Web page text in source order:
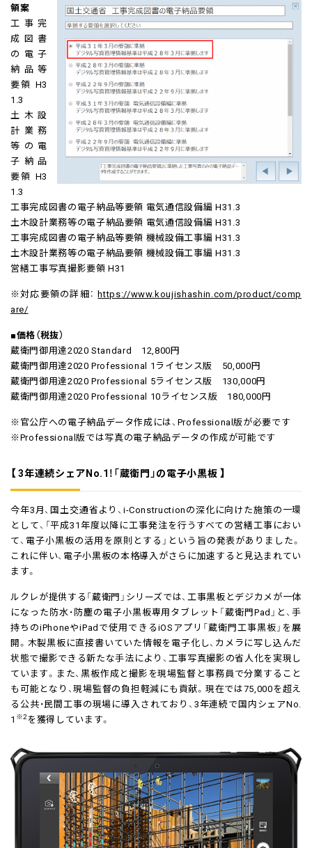
領案
工事完
成図書
の電子
納品等
要領 H3
1.3
土木設
計業務
等の電
子納品
要領 H3
1.3
工事完成図書の電子納品等要領 電気通信設備編 H31.3
土木設計業務等の電子納品要領 電気通信設備編 H31.3
工事完成図書の電子納品等要領 機械設備工事編 H31.3
土木設計業務等の電子納品要領 機械設備工事編 H31.3
営繕工事写真撮影要領 H31
※対応要領の詳細：https://www.koujishashin.com/product/comp
are/
■価格（税抜）
蔵衛門御用達2020 Standard 12,800円
蔵衛門御用達2020 Professional 1ライセンス版 50,000円
蔵衛門御用達2020 Professional 5ライセンス版 130,000円
蔵衛門御用達2020 Professional 10ライセンス版 180,000円
※官公庁への電子納品データ作成には、Professional版が必要です
※Professional版では写真の電子納品データの作成が可能です
【 3年連続シェアNo.1！「蔵衛門」の電子小黒板 】
今年3月、国土交通省より、i-Constructionの深化に向けた施策の一環
として、「平成31年度以降に工事発注を行うすべての営繕工事におい
て、電子小黒板の活用を原則とする」という旨の発表がありました。
これに伴い、電子小黒板の本格導入がさらに加速すると見込まれてい
ます。
ルクレが提供する「蔵衛門」シリーズでは、工事黒板とデジカメが一体
になった防水・防塵の電子小黒板専用タブレット「蔵衛門Pad」と、手
持ちのiPhoneやiPadで使用できるiOSアプリ「蔵衛門工事黒板」を展
開。木製黒板に直接書いていた情報を電子化し、カメラに写し込んだ
状態で撮影できる新たな手法により、工事写真撮影の省人化を実現し
ています。また、黒板作成と撮影を現場監督と事務員で分業すること
も可能となり、現場監督の負担軽減にも貢献。現在では75,000を超え
る公共・民間工事の現場に導入されており、3年連続で国内シェアNo.
1 ※2を獲得しています。